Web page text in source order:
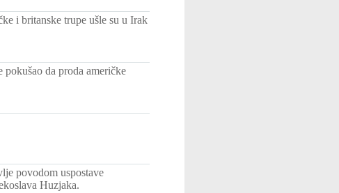
i britanske trupe ušle su u Irak
da proda američke
povodom uspostave
Huzjaka.